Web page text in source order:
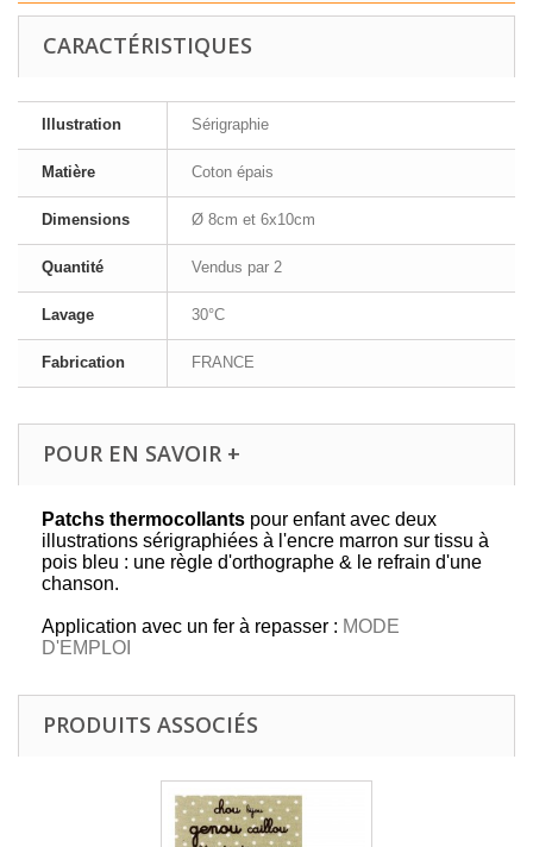
CARACTÉRISTIQUES
Illustration Sérigraphie
Matière Coton épais
Dimensions Ø 8cm et 6x10cm
Quantité Vendus par 2
Lavage 30°C
Fabrication FRANCE
POUR EN SAVOIR +
Patchs thermocollants pour enfant avec deux
illustrations sérigraphiées à l'encre marron sur tissu à
pois bleu : une règle d'orthographe & le refrain d'une
chanson.
Application avec un fer à repasser : MODE
D'EMPLOI
PRODUITS ASSOCIÉS